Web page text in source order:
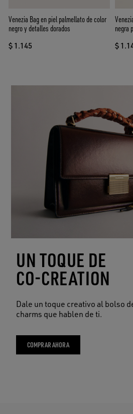
Venezia Bag en piel palmellato de color
negro y detalles dorados
$ 1.145
negra
$
UN TOQUE DE
CO-CREATION
Dale un toque creativo al bolso
charms que hablen de ti.
COMPRAR AHORA